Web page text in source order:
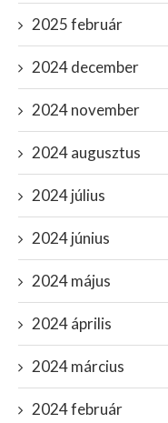
2025 február
2024 december
2024 november
2024 augusztus
2024 július
2024 június
2024 május
2024 április
2024 március
2024 február